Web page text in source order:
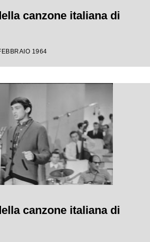
canzone italiana di
1964
canzone italiana di